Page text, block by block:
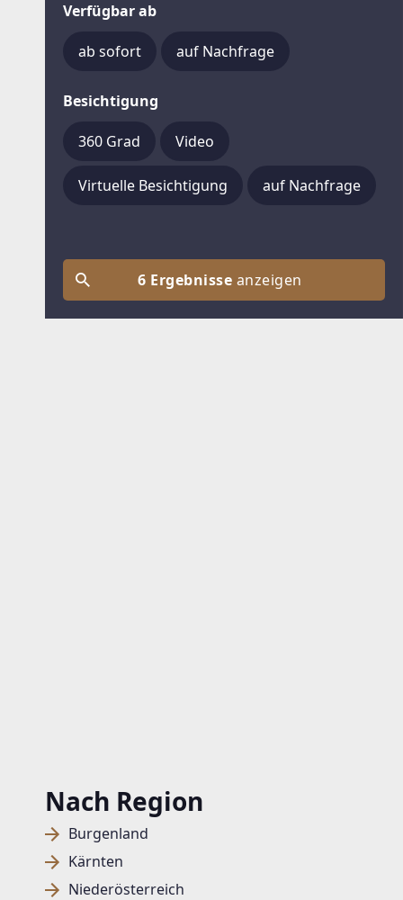
Verfügbar ab
ab sofort auf Nachfrage
Besichtigung
360 Grad Video
Virtuelle Besichtigung auf Nachfrage
6 Ergebnisse anzeigen
Nach Region
Burgenland
Kärnten
Niederösterreich